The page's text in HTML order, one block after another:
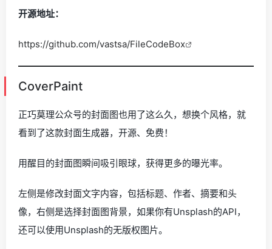
开源地址：
https://github.com/vastsa/FileCodeBox
CoverPaint
正巧莫理公众号的封面图也用了这么久，想换个风格，就
看到了这款封面生成器，开源、免费！
用醒目的封面图瞬间吸引眼球，获得更多的曝光率。
左侧是修改封面文字内容，包括标题、作者、摘要和头
像，右侧是选择封面图背景，如果你有Unsplash的API，
还可以使用Unsplash的无版权图片。